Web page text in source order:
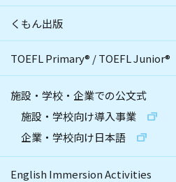
くもん出版
TOEFL Primary® /TOEFL Junior®
施設・学校・企業での公文式
施設・学校向け導入事業
企業・学校向け日本語
English Immersion Activities